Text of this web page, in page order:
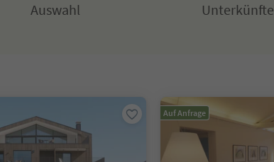
Auswahl
Unterkünfte
Auf Anfrage